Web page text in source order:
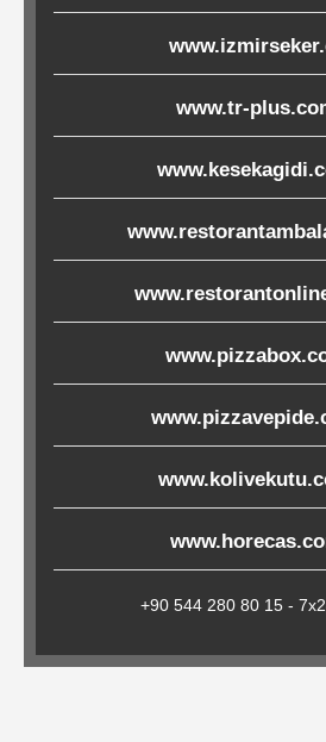
Buklet
Poşetler
Çöp
Torbaları
Tepsi
Altlıkları
&
Amerikan
Kağıt
www.tr-
+90 544 280 80 15 -